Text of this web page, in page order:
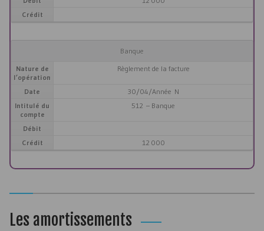
Crédit
Banque
Nature de
l’opération
Règlement de la facture
Date
30/04/Année N
Intitulé du
compte
512 – Banque
Débit
Crédit
12 000
Les amortissements